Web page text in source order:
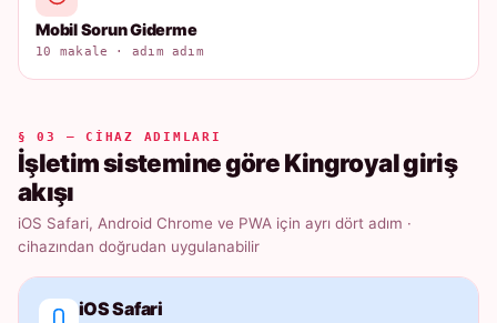
Mobil Sorun Giderme
10 makale · adım adım
§ 03 — CIHAZ ADIMLARI
İşletim sistemine göre Kingroyal giriş
akışı
iOS Safari, Android Chrome ve PWA için ayrı dört adım ·
cihazından doğrudan uygulanabilir
iOS Safari